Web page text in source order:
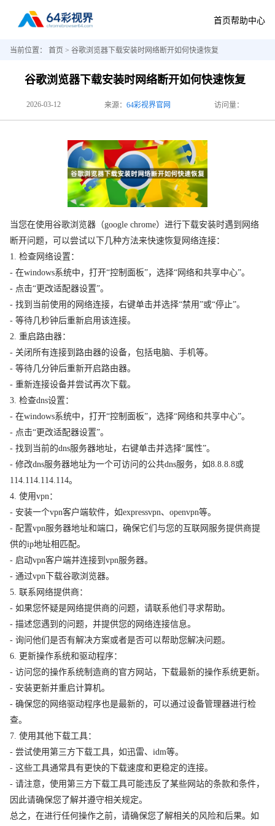
首页帮助中心
当前位置： 首页 > 谷歌浏览器下载安装时网络断开如何快速恢复
谷歌浏览器下载安装时网络断开如何快速恢复
2026-03-12 来源： 64彩视界官网 访问量：
当您在使用谷歌浏览器（google chrome）进行下载安装时遇到网络
断开问题，可以尝试以下几种方法来快速恢复网络连接：
1. 检查网络设置：
- 在windows系统中，打开“控制面板”，选择“网络和共享中心”。
- 点击“更改适配器设置”。
- 找到当前使用的网络连接，右键单击并选择“禁用”或“停止”。
- 等待几秒钟后重新启用该连接。
2. 重启路由器：
- 关闭所有连接到路由器的设备，包括电脑、手机等。
- 等待几分钟后重新开启路由器。
- 重新连接设备并尝试再次下载。
3. 检查dns设置：
- 在windows系统中，打开“控制面板”，选择“网络和共享中心”。
- 点击“更改适配器设置”。
- 找到当前的dns服务器地址，右键单击并选择“属性”。
- 修改dns服务器地址为一个可访问的公共dns服务，如8.8.8.8或
114.114.114.114。
4. 使用vpn：
- 安装一个vpn客户端软件，如expressvpn、openvpn等。
- 配置vpn服务器地址和端口，确保它们与您的互联网服务提供商提
供的ip地址相匹配。
- 启动vpn客户端并连接到vpn服务器。
- 通过vpn下载谷歌浏览器。
5. 联系网络提供商：
- 如果您怀疑是网络提供商的问题，请联系他们寻求帮助。
- 描述您遇到的问题，并提供您的网络连接信息。
- 询问他们是否有解决方案或者是否可以帮助您解决问题。
6. 更新操作系统和驱动程序：
- 访问您的操作系统制造商的官方网站，下载最新的操作系统更新。
- 安装更新并重启计算机。
- 确保您的网络驱动程序也是最新的，可以通过设备管理器进行检
查。
7. 使用其他下载工具：
- 尝试使用第三方下载工具，如迅雷、idm等。
- 这些工具通常具有更快的下载速度和更稳定的连接。
- 请注意，使用第三方下载工具可能违反了某些网站的条款和条件，
因此请确保您了解并遵守相关规定。
总之，在进行任何操作之前，请确保您了解相关的风险和后果。如